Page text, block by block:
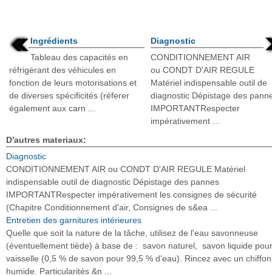
Ingrédients
Tableau des capacités en
réfrigérant des véhicules en
fonction de leurs motorisations et
de diverses spécificités (réferer
également aux carn ...
Diagnostic
CONDITIONNEMENT AIR
ou CONDT D'AIR REGULE
Matériel indispensable outil de
diagnostic Dépistage des
IMPORTANTRespecter
impérativement ...
D'autres materiaux:
Diagnostic
CONDITIONNEMENT AIR ou CONDT D'AIR REGULE Matériel
indispensable outil de diagnostic Dépistage des pannes
IMPORTANTRespecter impérativement les consignes de sécurité
(Chapitre Conditionnement d'air, Consignes de s&ea ...
Entretien des garnitures intérieures
Quelle que soit la nature de la tâche, utilisez de l'eau savonneuse
(éventuellement tiède) à base de : savon naturel, savon liquide pour
vaisselle (0,5 % de savon pour 99,5 % d'eau). Rincez avec un
humide. Particularités &n ...